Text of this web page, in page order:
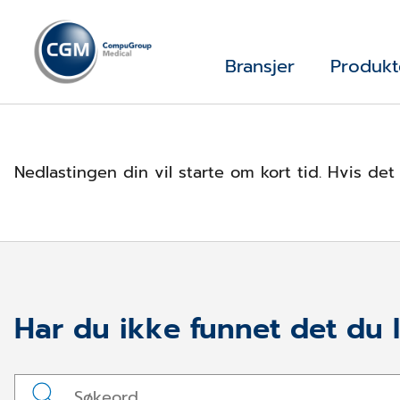
Bransjer
Nedlastingen din vil starte om kort tid. Hvis
Har du ikke funnet det du